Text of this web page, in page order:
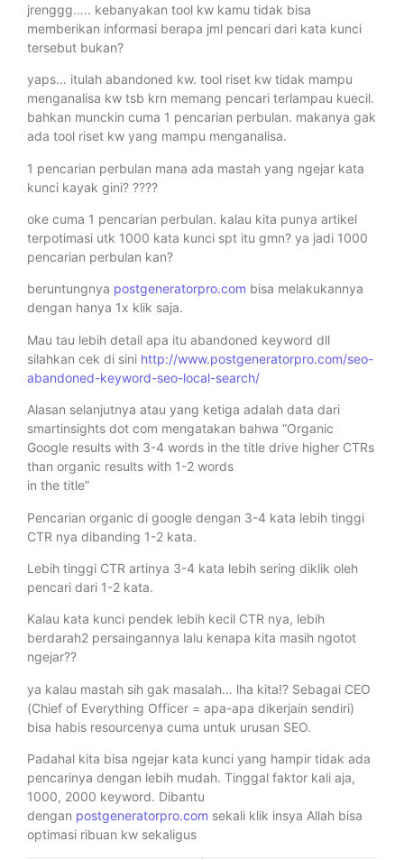
jrenggg….. kebanyakan tool kw kamu tidak bisa
memberikan informasi berapa jml pencari dari kata kunci
tersebut bukan?
yaps… itulah abandoned kw. tool riset kw tidak mampu
menganalisa kw tsb krn memang pencari terlampau kuecil.
bahkan munckin cuma 1 pencarian perbulan. makanya gak
ada tool riset kw yang mampu menganalisa.
1 pencarian perbulan mana ada mastah yang ngejar kata
kunci kayak gini? ????
oke cuma 1 pencarian perbulan. kalau kita punya artikel
terpotimasi utk 1000 kata kunci spt itu gmn? ya jadi 1000
pencarian perbulan kan?
beruntungnya postgeneratorpro.com bisa melakukannya
dengan hanya 1x klik saja.
Mau tau lebih detail apa itu abandoned keyword dll
silahkan cek di sini http://www.postgeneratorpro.com/seo-
abandoned-keyword-seo-local-search/
Alasan selanjutnya atau yang ketiga adalah data dari
smartinsights dot com mengatakan bahwa “Organic
Google results with 3-4 words in the title drive higher CTRs
than organic results with 1-2 words
in the title”
Pencarian organic di google dengan 3-4 kata lebih tinggi
CTR nya dibanding 1-2 kata.
Lebih tinggi CTR artinya 3-4 kata lebih sering diklik oleh
pencari dari 1-2 kata.
Kalau kata kunci pendek lebih kecil CTR nya, lebih
berdarah2 persaingannya lalu kenapa kita masih ngotot
ngejar??
ya kalau mastah sih gak masalah… lha kita!? Sebagai CEO
(Chief of Everything Officer = apa-apa dikerjain sendiri)
bisa habis resourcenya cuma untuk urusan SEO.
Padahal kita bisa ngejar kata kunci yang hampir tidak ada
pencarinya dengan lebih mudah. Tinggal faktor kali aja,
1000, 2000 keyword. Dibantu
dengan postgeneratorpro.com sekali klik insya Allah bisa
optimasi ribuan kw sekaligus